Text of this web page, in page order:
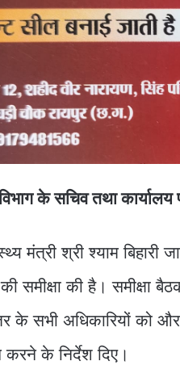
के सचिव तथा
मंत्री श्री श्याम
समीक्षा की है। समीक्षा
के सभी अधिकारियों को
करने के निर्देश दिए।